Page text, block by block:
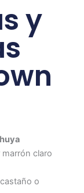
y
claro
o